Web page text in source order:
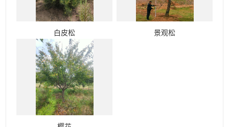
白皮松 景观松